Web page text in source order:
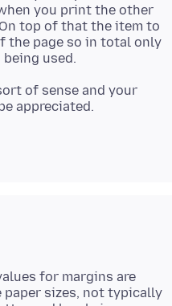
you print the other
top of that the item to
the page so in total only
of sense and your
for margins are
paper sizes, not typically